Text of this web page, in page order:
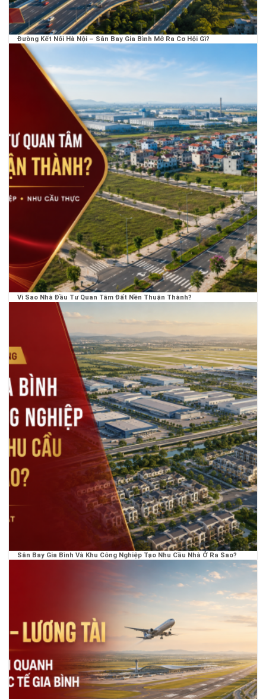
Đường Kết Nối Hà Nội – Sân Bay Gia Bình Mở Ra Cơ Hội Gì?
Vì Sao Nhà Đầu Tư Quan Tâm Đất Nền Thuận Thành?
Sân Bay Gia Bình Và Khu Công Nghiệp Tạo Nhu Cầu Nhà Ở Ra Sao?